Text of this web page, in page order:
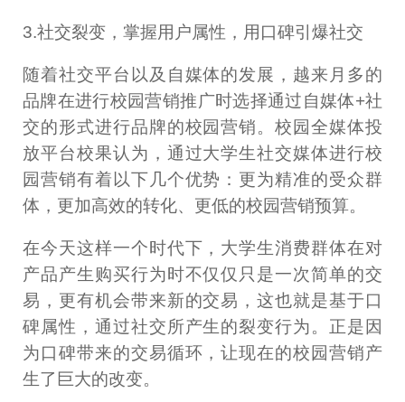
3.社交裂变，掌握用户属性，用口碑引爆社交
随着社交平台以及自媒体的发展，越来月多的
品牌在进行校园营销推广时选择通过自媒体+社
交的形式进行品牌的校园营销。校园全媒体投
放平台校果认为，通过大学生社交媒体进行校
园营销有着以下几个优势：更为精准的受众群
体，更加高效的转化、更低的校园营销预算。
在今天这样一个时代下，大学生消费群体在对
产品产生购买行为时不仅仅只是一次简单的交
易，更有机会带来新的交易，这也就是基于口
碑属性，通过社交所产生的裂变行为。正是因
为口碑带来的交易循环，让现在的校园营销产
生了巨大的改变。